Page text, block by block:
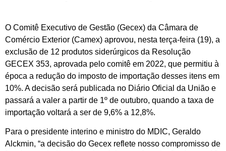
O Comitê Executivo de Gestão (Gecex) da Câmara de
Comércio Exterior (Camex) aprovou, nesta terça-feira (19), a
exclusão de 12 produtos siderúrgicos da Resolução
GECEX 353, aprovada pelo comitê em 2022, que permitiu à
época a redução do imposto de importação desses itens em
10%. A decisão será publicada no Diário Oficial da União e
passará a valer a partir de 1º de outubro, quando a taxa de
importação voltará a ser de 9,6% a 12,8%.
Para o presidente interino e ministro do MDIC, Geraldo
Alckmin, “a decisão do Gecex reflete nosso compromisso de